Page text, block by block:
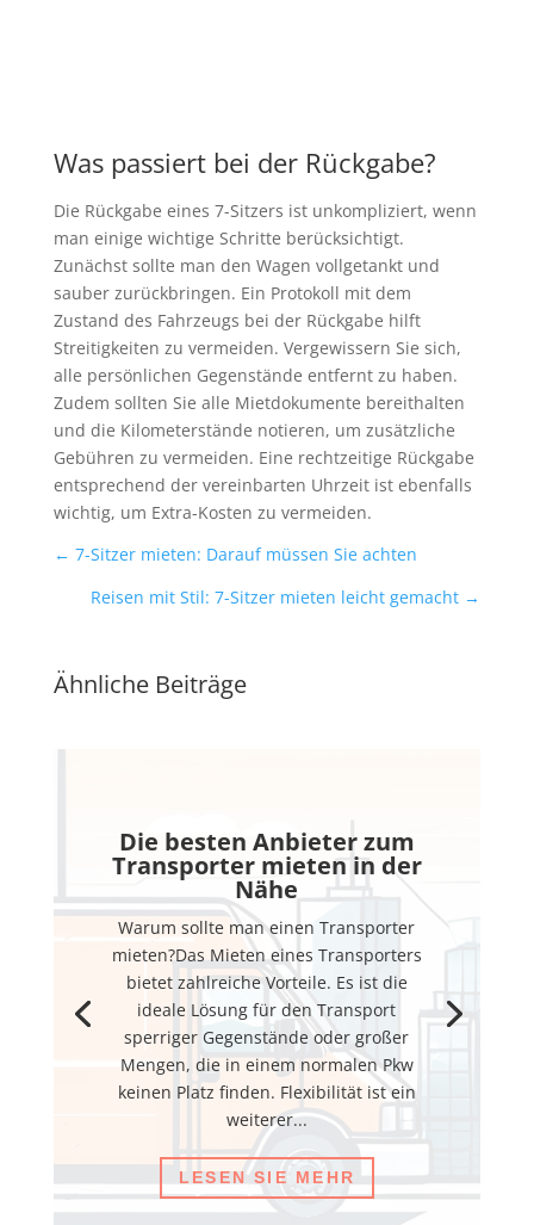
Was passiert bei der Rückgabe?
Die Rückgabe eines 7-Sitzers ist unkompliziert, wenn
man einige wichtige Schritte berücksichtigt.
Zunächst sollte man den Wagen vollgetankt und
sauber zurückbringen. Ein Protokoll mit dem
Zustand des Fahrzeugs bei der Rückgabe hilft
Streitigkeiten zu vermeiden. Vergewissern Sie sich,
alle persönlichen Gegenstände entfernt zu haben.
Zudem sollten Sie alle Mietdokumente bereithalten
und die Kilometerstände notieren, um zusätzliche
Gebühren zu vermeiden. Eine rechtzeitige Rückgabe
entsprechend der vereinbarten Uhrzeit ist ebenfalls
wichtig, um Extra-Kosten zu vermeiden.
← 7-Sitzer mieten: Darauf müssen Sie achten
Reisen mit Stil: 7-Sitzer mieten leicht gemacht →
Ähnliche Beiträge
Die besten Anbieter zum
Transporter mieten in der
Nähe
Warum sollte man einen Transporter
mieten?Das Mieten eines Transporters
bietet zahlreiche Vorteile. Es ist die
ideale Lösung für den Transport
sperriger Gegenstände oder großer
Mengen, die in einem normalen Pkw
keinen Platz finden. Flexibilität ist ein
weiterer...
LESEN SIE MEHR